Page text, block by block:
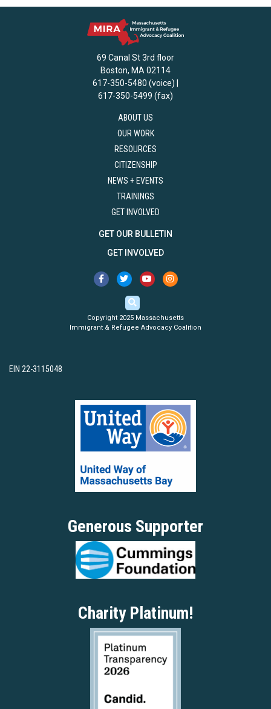
69 Canal St 3rd floor
Boston, MA 02114
617-350-5480 (voice) |
617-350-5499 (fax)
ABOUT US
OUR WORK
RESOURCES
CITIZENSHIP
NEWS + EVENTS
TRAININGS
GET INVOLVED
GET OUR BULLETIN
GET INVOLVED
Copyright 2025 Massachusetts
Immigrant & Refugee Advocacy Coalition
EIN 22-3115048
Generous Supporter
Charity Platinum!